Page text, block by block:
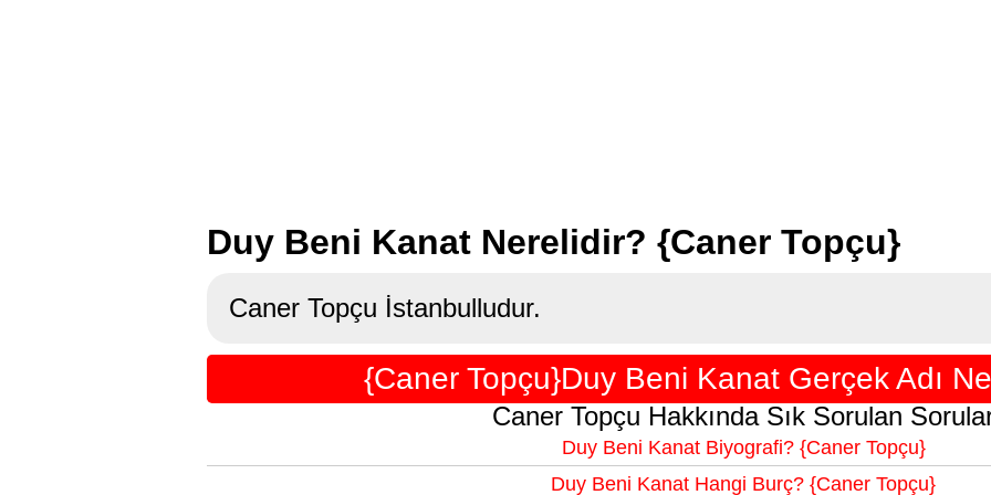
Duy Beni Kanat Nerelidir? {Caner Topçu}
Caner Topçu İstanbulludur.
{Caner Topçu}Duy Beni Kanat Gerçek Adı
Caner Topçu Hakkında Sık Sorulan
Duy Beni Kanat Biyografi? {Caner Topçu}
Duy Beni Kanat Hangi Burç? {Caner Topçu}